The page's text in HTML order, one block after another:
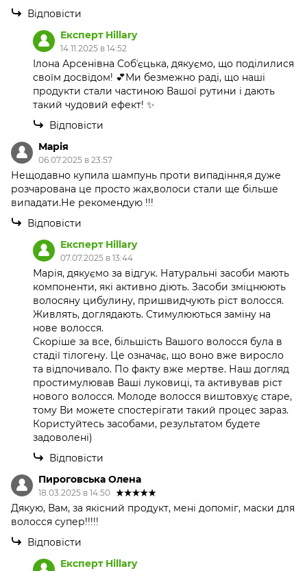
Відповісти
Експерт Hillary
14.11.2025 в 14:52
Ілона Арсенівна Собʼєцька, дякуємо, що поділилися
своїм досвідом! 💕Ми безмежно раді, що наші
продукти стали частиною Вашої рутини і дають
такий чудовий ефект! ✨
Відповісти
Марія
06.07.2025 в 23:57
Нещодавно купила шампунь проти випадіння,я дуже
розчарована це просто жах,волоси стали ще більше
випадати.Не рекомендую !!!
Відповісти
Експерт Hillary
07.07.2025 в 13:44
Марія, дякуємо за відгук. Натуральні засоби мають
компоненти, які активно діють. Засоби зміцнюють
волосяну цибулину, пришвидчують ріст волосся.
Живлять, доглядають. Стимулюються заміну на
нове волосся.
Скоріше за все, більшість Вашого волосся була в
стадії тілогену. Це означає, що воно вже виросло
та відпочивало. По факту вже мертве. Наш догляд
простимулював Ваші луковиці, та активував ріст
нового волосся. Молоде волосся виштовхує старе,
тому Ви можете спостерігати такий процес зараз.
Користуйтесь засобами, результатом будете
задоволені)
Відповісти
Пироговська Олена
18.03.2025 в 14:50
Дякую, Вам, за якісний продукт, мені допоміг, маски для
волосся супер!!!!!
Відповісти
Експерт Hillary